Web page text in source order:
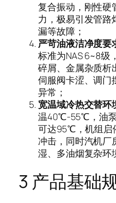
复合振动，刚性硬
力，极易引发管路
漏等故障；
严苛油液洁净度要
标准为NAS 6~8级
碎屑、金属杂质析
伺服阀卡涩、调门
异常；
宽温域冷热交替环
温40℃-55℃，油
可达95℃，机组启
冲击，同时汽机厂
湿、多油烟复杂环
3 产品基础